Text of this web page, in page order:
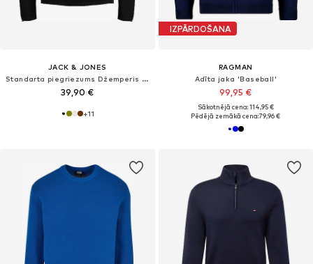
JACK & JONES
Standarta piegriezums Džemperis 'JJEHill'
39,90 €
+11
IZPĀRDOŠANA
RAGMAN
Adīta jaka 'Baseball'
99,95 €
Sākotnējā cena: 114,95 €
Pēdējā zemākā cena:79,96 €